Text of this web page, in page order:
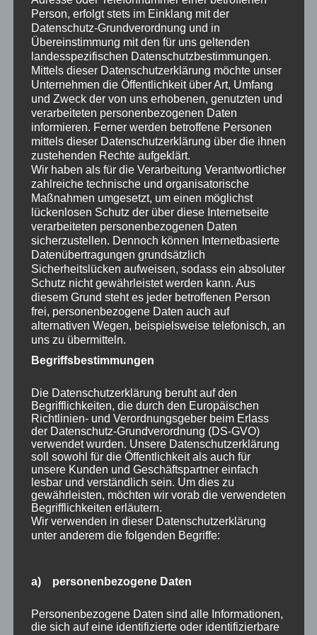
Lautsprecher, wenn es darum geht, einen Film nicht nur
anzuschauen, sondern ganz in das Erlebnis
einzutauchen.
Heimkino Lautsprecher High
End
Wenn Sie noch unschlüssig sind, wie viel Sie investieren
sollen, denken Sie daran, wie viel Sie für einen
Kinobesuch ausgeben. Wenn Sie in die richtige
Ausrüstung investieren, können Sie sich dieses Erlebnis
mit der richtigen Ton- und Bildtechnik, bequemen
Sitzgelegenheiten und gedämpfter Beleuchtung nach
Hause holen, und mit der Zeit kann sich Ihre Investition
auszahlen.
Raum mit Aussicht
Wenn Zeit, Geld und Platz keine Rolle spielen, kann der
Bau oder die Einrichtung eines eigenen Raums für Ihr
Gewinn sein. Bei diesen anspruchsvolleren
Heimkinoeinrichtungen werden besondere
Überlegungen in Bezug auf die Bestuhlung und die
Gesamtgestaltung des Raums angestellt, der oft mit
Filmdekoration und speziellem Stauraum für die
Ausrüstung ausgestattet ist. Einige spezielle
Heimkinoräume sind sogar so konstruiert, dass sie den
Klang isolieren und eine ideale Hörumgebung bieten.
Person, erfolgt stets im Einklang mit der
Datenschutz-Grundverordnung und in
Übereinstimmung mit den für uns geltenden
landesspezifischen Datenschutzbestimmungen.
Mittels dieser Datenschutzerklärung möchte unser
Unternehmen die Öffentlichkeit über Art, Umfang
und Zweck der von uns erhobenen, genutzten und
verarbeiteten personenbezogenen Daten
informieren. Ferner werden betroffene Personen
mittels dieser Datenschutzerklärung über die ihnen
zustehenden Rechte aufgeklärt.
Wir haben als für die Verarbeitung Verantwortlicher
zahlreiche technische und organisatorische
Maßnahmen umgesetzt, um einen möglichst
lückenlosen Schutz der über diese Internetseite
verarbeiteten personenbezogenen Daten
sicherzustellen. Dennoch können Internetbasierte
Datenübertragungen grundsätzlich
Sicherheitslücken aufweisen, sodass ein absoluter
Schutz nicht gewährleistet werden kann. Aus
diesem Grund steht es jeder betroffenen Person
frei, personenbezogene Daten auch auf
alternativen Wegen, beispielsweise telefonisch, an
uns zu übermitteln.
Begriffsbestimmungen
Die Datenschutzerklärung beruht auf den
Begrifflichkeiten, die durch den Europäischen
Richtlinien- und Verordnungsgeber beim Erlass
der Datenschutz-Grundverordnung (DS-GVO)
verwendet wurden. Unsere Datenschutzerklärung
soll sowohl für die Öffentlichkeit als auch für
unsere Kunden und Geschäftspartner einfach
lesbar und verständlich sein. Um dies zu
gewährleisten, möchten wir vorab die verwendeten
Begrifflichkeiten erläutern.
Wir verwenden in dieser Datenschutzerklärung
unter anderem die folgenden Begriffe:
a) personenbezogene Daten
Personenbezogene Daten sind alle Informationen,
die sich auf eine identifizierte oder identifizierbare